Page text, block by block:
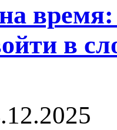
время:
в